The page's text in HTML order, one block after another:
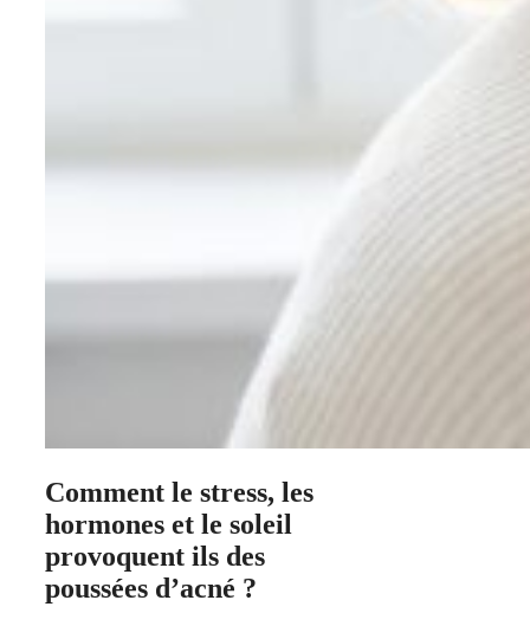
Comment le stress, les
hormones et le soleil
provoquent ils des
poussées d’acné ?